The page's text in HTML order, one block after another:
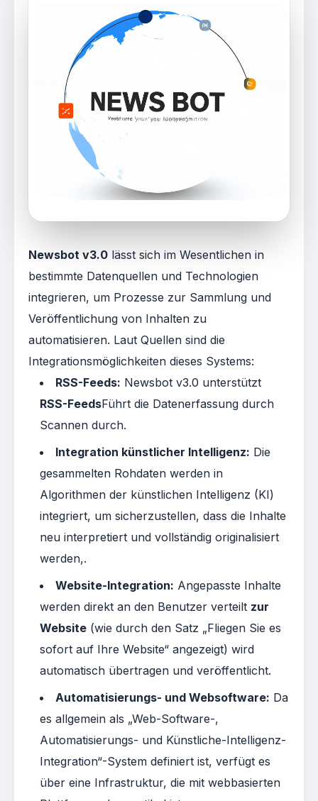
Newsbot v3.0 lässt sich im Wesentlichen in
bestimmte Datenquellen und Technologien
integrieren, um Prozesse zur Sammlung und
Veröffentlichung von Inhalten zu
automatisieren. Laut Quellen sind die
Integrationsmöglichkeiten dieses Systems:
RSS-Feeds: Newsbot v3.0 unterstützt
RSS-FeedsFührt die Datenerfassung durch
Scannen durch.
Integration künstlicher Intelligenz: Die
gesammelten Rohdaten werden in
Algorithmen der künstlichen Intelligenz (KI)
integriert, um sicherzustellen, dass die Inhalte
neu interpretiert und vollständig originalisiert
werden,.
Website-Integration: Angepasste Inhalte
werden direkt an den Benutzer verteilt zur
Website (wie durch den Satz „Fliegen Sie es
sofort auf Ihre Website“ angezeigt) wird
automatisch übertragen und veröffentlicht.
Automatisierungs- und Websoftware: Da
es allgemein als „Web-Software-,
Automatisierungs- und Künstliche-Intelligenz-
Integration“-System definiert ist, verfügt es
über eine Infrastruktur, die mit webbasierten